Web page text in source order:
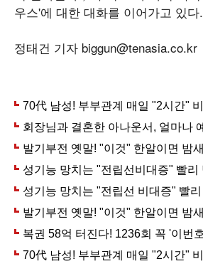
우스'에 대한 대화를 이어가고 있다.
정태건 기자 biggun@tenasia.co.kr